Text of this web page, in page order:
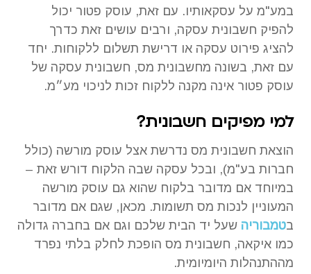
במע"מ על עסקאותיו. עם זאת, עוסק פטור יכול
להפיק חשבונית עסקה, ורבים עושים זאת כדרך
להציג פירוט עסקה או דרישת תשלום ללקוחות. יחד
עם זאת, בשונה מחשבונית מס, חשבונית עסקה של
עוסק פטור אינה מקנה ללקוח זכות לניכוי מע״מ.
למי מפיקים חשבונית?
הוצאת חשבונית מס נדרשת אצל עוסק מורשה (כולל
חברות בע"מ), ובכל עסקה שבה הלקוח דורש זאת –
במיוחד אם מדובר בלקוח שהוא גם עוסק מורשה
המעוניין לנכות מס תשומות. מכאן, שגם אם מדובר
בטמבוריה שעל יד הבית שלכם וגם אם בחברה גדולה
כמו איקאה, חשבונית מס הופכת לחלק בלתי נפרד
מההתנהלות היומיומית.